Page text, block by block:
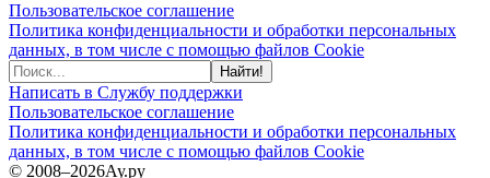
Пользовательское соглашение
Политика конфиденциальности и обработки персональных
данных, в том числе с помощью файлов Cookie
Найти!
Написать в Службу поддержки
Пользовательское соглашение
Политика конфиденциальности и обработки персональных
данных, в том числе с помощью файлов Cookie
© 2008–2026Ау.ру